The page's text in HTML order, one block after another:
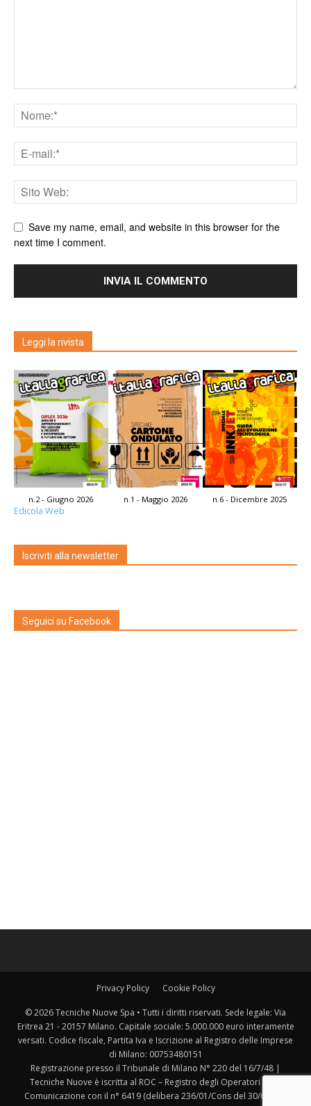
Save my name, email, and website in this browser for the
next time I comment.
Leggi la rivista
n.2 - Giugno 2026 n.1 - Maggio 2026 n.6 - Dicembre 2025
Edicola Web
Iscriviti alla newsletter
Seguici su Facebook
Privacy Policy Cookie Policy
© 2026 Tecniche Nuove Spa • Tutti i diritti riservati. Sede legale: Via
Eritrea 21 - 20157 Milano. Capitale sociale: 5.000.000 euro interamente
versati. Codice fiscale, Partita Iva e Iscrizione al Registro delle Imprese
di Milano: 00753480151
Registrazione presso il Tribunale di Milano N° 220 del 16/7/48 |
Tecniche Nuove è iscritta al ROC – Registro degli Operatori della
Comunicazione con il n° 6419 (delibera 236/01/Cons del 30/6/2001